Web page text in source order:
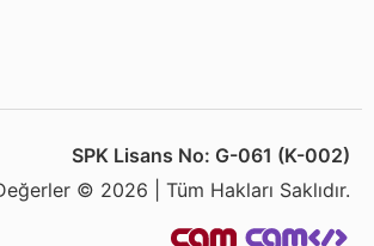
SPK Lisans No: G-061 (K-002)
© 2026 | Tüm Hakları Saklıdır.